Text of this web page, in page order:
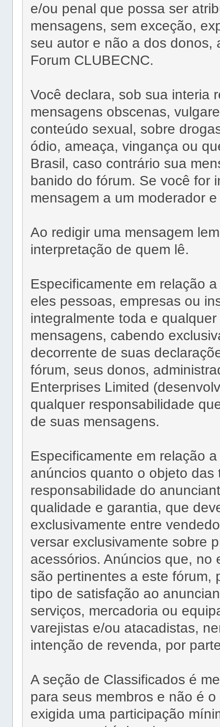
e/ou penal que possa ser
mensagens, sem exceção,
seu autor e não a dos donos,
Forum CLUBECNC.
Você declara, sob sua interia
mensagens obscenas,
conteúdo sexual, sobre
ódio, ameaça, vingança ou
Brasil, caso contrário sua
banido do fórum. Se você for
mensagem a um moderador
Ao redigir uma mensagem
interpretação de quem lê.
Especificamente em relação
eles pessoas, empresas ou
integralmente toda e
mensagens, cabendo
decorrente de suas
fórum, seus donos,
Enterprises Limited
qualquer responsabilidade
de suas mensagens.
Especificamente em relação
anúncios quanto o objeto
responsabilidade do
qualidade e garantia, que
exclusivamente entre
versar exclusivamente sobre
acessórios. Anúncios que, no
são pertinentes a este fórum,
tipo de satisfação ao
serviços, mercadoria ou
varejistas e/ou atacadistas,
intenção de revenda, por
A seção de Classificados é
para seus membros e não é
exigida uma participação